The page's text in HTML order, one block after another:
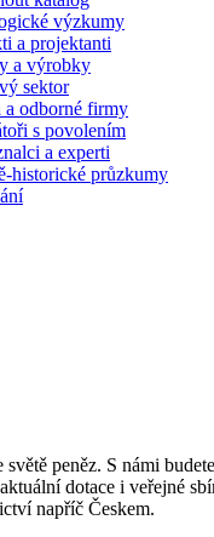
výzkumy
a projektanti
a výrobky
sektor
a odborné firmy
s povolením
a experti
historické průzkumy
peněz. S námi
dotace i veřejné
napříč Českem.